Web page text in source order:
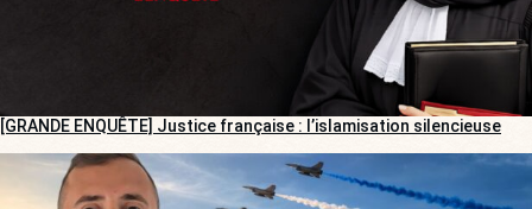
[GRANDE ENQUÊTE] Justice française : l’islamisation silencieuse